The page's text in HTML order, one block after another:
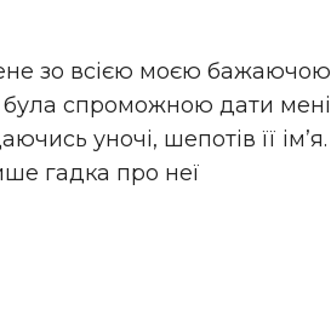
зо всією моєю бажаючою
була спроможною дати мені
уночі, шепотів її ім’я.
гадка про неї